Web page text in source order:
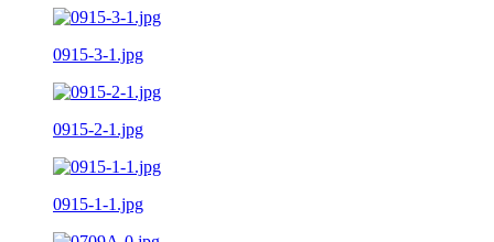
0915-3-1.jpg
0915-2-1.jpg
0915-1-1.jpg